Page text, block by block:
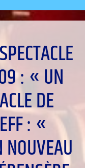
: « UN
DE
: «